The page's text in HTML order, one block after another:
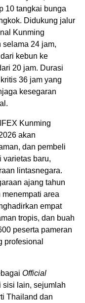
10 tangkai bunga
Didukung jalur
Kunming
24 jam,
kebun ke
20 jam. Durasi
36 jam yang
kesegaran
Kunming
akan
dan pembeli
varietas baru,
lintasnegara.
ajang tahun
area
empat
tropis, dan buah
peserta pameran
profesional
Official
lain, sejumlah
Thailand dan